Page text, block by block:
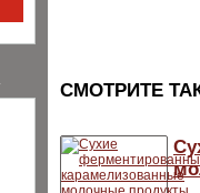
CМОТРИТЕ